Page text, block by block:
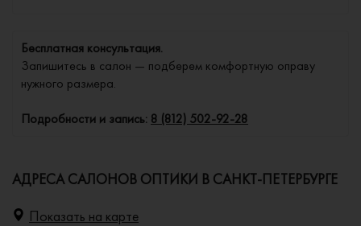
Бесплатная консультация.
Запишитесь в салон — подберем комфортную оправу
нужного размера.
Подробности и запись: 8 (812) 502-92-28
АДРЕСА САЛОНОВ ОПТИКИ В САНКТ-ПЕТЕРБУРГЕ
Показать на карте